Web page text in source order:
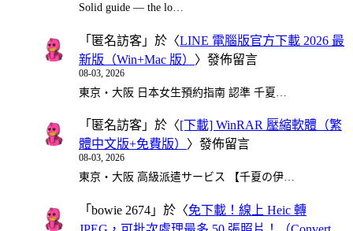
Solid guide — the lo…
「 匿名訪客 」於〈LINE 電腦版官方下載 2026 最
新版（Win+Mac 版） 〉發佈留言
08-03, 2026
東京・大阪 日本女生預約指南 認準 千夏…
「 匿名訪客 」於〈[下載] WinRAR 壓縮軟體（繁
體中文版+免費版） 〉發佈留言
08-03, 2026
東京・大阪 高級派遣サービス 【千夏の伊…
「 bowie 2674 」於〈免下載！線上 Heic 轉